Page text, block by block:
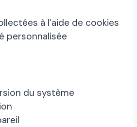
à l’aide de cookies
personnalisée
du système